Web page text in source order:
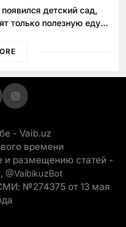
детский сад,
только полезную еду.
без сахара»
- Vaib.uz
времени
и размещению статей -
@VaibikuzBot
№274375 от 13 мая